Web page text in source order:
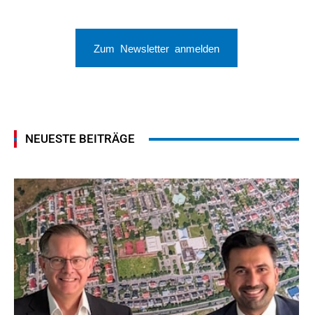
Zum Newsletter anmelden
NEUESTE BEITRÄGE